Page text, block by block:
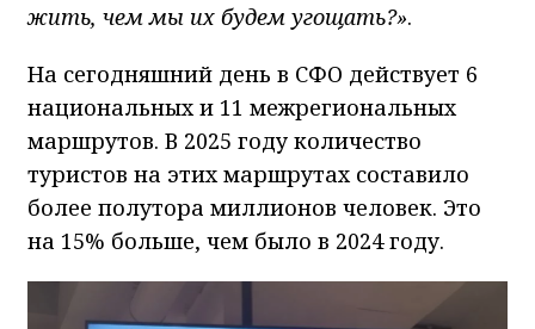
жить, чем мы их будем угощать?».
На сегодняшний день в СФО действует 6
национальных и 11 межрегиональных
маршрутов. В 2025 году количество
туристов на этих маршрутах составило
более полутора миллионов человек. Это
на 15% больше, чем было в 2024 году.